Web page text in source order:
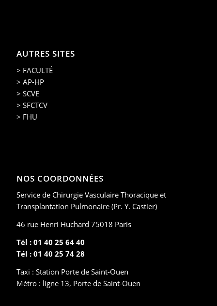
AUTRES SITES
> FACULTÉ
> AP-HP
> SCVE
> SFCTCV
> FHU
NOS COORDONNÉES
Service de Chirurgie Vasculaire Thoracique et
Transplantation Pulmonaire (Pr. Y. Castier)
46 rue Henri Huchard 75018 Paris
Tél : 01 40 25 64 40
Tél : 01 40 25 74 28
Taxi : Station Porte de Saint-Ouen
Métro : ligne 13, Porte de Saint-Ouen